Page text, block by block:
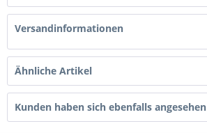
Versandinformationen
Ähnliche Artikel
Kunden haben sich ebenfalls angesehen